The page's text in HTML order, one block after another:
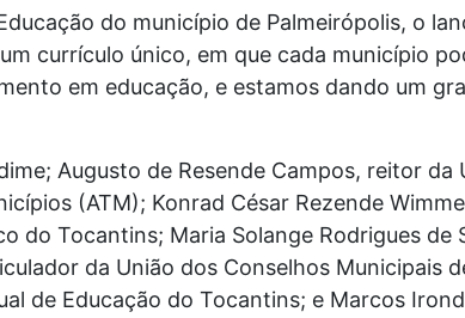
do município de Palmeirópolis, o
currículo único, em que cada município
em educação, e estamos dando um
Augusto de Resende Campos, reitor da
(ATM); Konrad César Rezende
do Tocantins; Maria Solange Rodrigues de
da União dos Conselhos Municipais
de Educação do Tocantins; e Marcos